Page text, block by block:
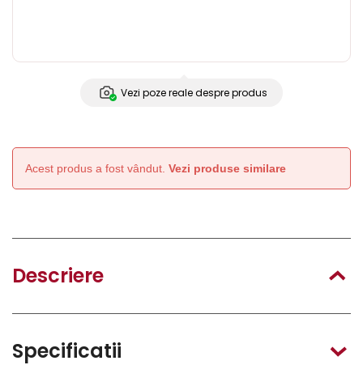
Vezi poze reale despre produs
Acest produs a fost vândut. Vezi produse similare
Descriere
Specificatii